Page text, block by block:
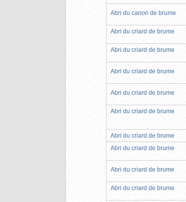
Abri du canon de brume
Abri du criard de brume
Abri du criard de brume
Abri du criard de brume
Abri du criard de brume
Abri du criard de brume
Abri du criard de brume
Abri du criard de brume
Abri du criard de brume
Abri du criard de brume